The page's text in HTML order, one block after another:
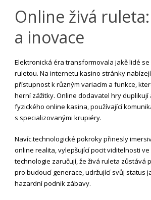
Online živá
a inovace
Elektronická éra transformovala jakě lidé se
ruletou. Na internetu kasino stránky
přístupnost k různým variacím a funkce,
herní zážitky. Online dodavatel hry duplikují
fyzického online kasina, používající
s specializovanými krupiéry.
Navíc.technologické pokroky přinesly
online realita, vylepšující pocit viditelnosti ve
technologie zaručují, že živá ruleta zůstává
pro budoucí generace, udržující svůj status
hazardní podnik zábavy.